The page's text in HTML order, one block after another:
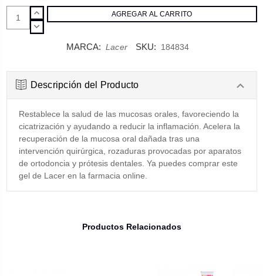
AUMENTAR
CANTIDAD:
DISMINUIR
MARCA: Lacer SKU: 184834
Descripción del Producto
Restablece la salud de las mucosas orales, favoreciendo la
cicatrización y ayudando a reducir la inflamación. Acelera la
recuperación de la mucosa oral dañada tras una
intervención quirúrgica, rozaduras provocadas por aparatos
de ortodoncia y prótesis dentales. Ya puedes comprar este
gel de Lacer en la farmacia online.
Productos Relacionados